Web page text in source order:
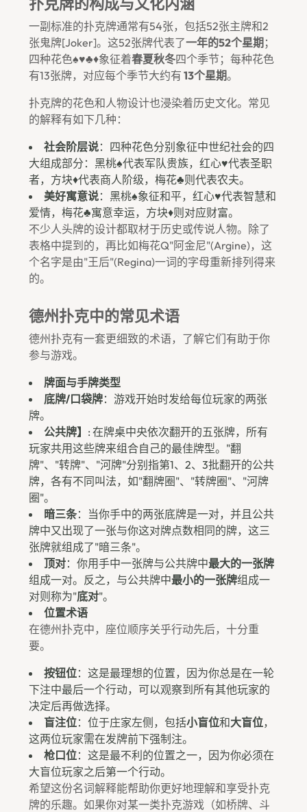
一副标准的扑克牌通常有54张，包括52张主牌和2
张鬼牌[Joker]。这52张牌代表了一年的52个星期；
四种花色♠♥♣♦象征着春夏秋冬四个季节；每种花色
有13张牌，对应每个季节大约有 13个星期。
扑克牌的花色和人物设计也浸染着历史文化。常见
的解释有如下几种：
社会阶层说：四种花色分别象征中世纪社会的四
大组成部分：黑桃♠代表军队贵族，红心♥代表圣职
者，方块♦代表商人阶级，梅花♣则代表农夫。
美好寓意说：黑桃♠象征和平，红心♥代表智慧和
爱情，梅花♣寓意幸运，方块♦则对应财富。
不少人头牌的设计都取材于历史或传说人物。除了
表格中提到的，再比如梅花Q"阿金尼"(Argine)，这
个名字是由"王后"(Regina)一词的字母重新排列得来
的。
德州扑克中的常见术语
德州扑克有一套更细致的术语，了解它们有助于你
参与游戏。
牌面与手牌类型
底牌/口袋牌：游戏开始时发给每位玩家的两张
牌。
公共牌】 : 在牌桌中央依次翻开的五张牌，所有
玩家共用这些牌来组合自己的最佳牌型。"翻
牌"、"转牌"、"河牌"分别指第1、2、3批翻开的公共
牌，各有不同叫法，如"翻牌圈"、"转牌圈"、"河牌
圈"。
暗三条：当你手中的两张底牌是一对，并且公共
牌中又出现了一张与你这对牌点数相同的牌，这三
张牌就组成了"暗三条"。
顶对：你用手中一张牌与公共牌中最大的一张牌
组成一对。反之，与公共牌中最小的一张牌组成一
对则称为"底对"。
位置术语
在德州扑克中，座位顺序关乎行动先后，十分重
要。
按钮位：这是最理想的位置，因为你总是在一轮
下注中最后一个行动，可以观察到所有其他玩家的
决定后再做选择。
盲注位：位于庄家左侧，包括小盲位和大盲位，
这两位玩家需在发牌前下强制注。
枪口位：这是最不利的位置之一，因为你必须在
大盲位玩家之后第一个行动。
希望这份名词解释能帮助你更好地理解和享受扑克
牌的乐趣。如果你对某一类扑克游戏（如桥牌、斗